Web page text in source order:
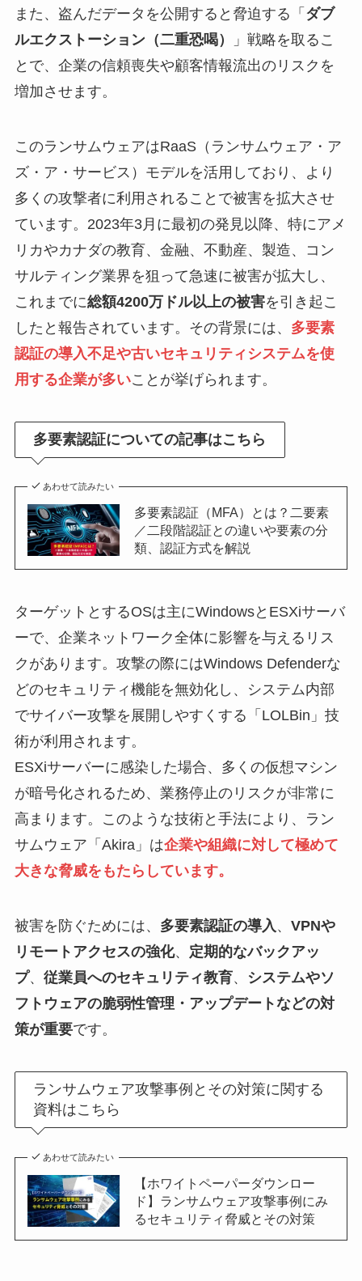
また、盗んだデータを公開すると脅迫する「 ダブ
ルエクストーション（二重恐喝）
」戦略を取るこ
とで、企業の信頼喪失や顧客情報流出のリスクを
増加させます。
このランサムウェアはRaaS（ランサムウェア・ア
ズ・ア・サービス）モデルを活用しており、より
多くの攻撃者に利用されることで被害を拡大させ
ています。2023年3月に最初の発見以降、特にアメ
リカやカナダの教育、金融、不動産、製造、コン
サルティング業界を狙って急速に被害が拡大し、
これまでに総額4200万ドル以上の被害を引き起こ
したと報告されています。その背景には、 多要素
認証の導入不足や古いセキュリティシステムを使
用する企業が多いことが挙げられます。
多要素認証についての記事はこちら
あわせて読みたい
多要素認証（MFA）とは？二要素
／二段階認証との違いや要素の分
類、認証方式を解説
ターゲットとするOSは主にWindowsとESXiサーバ
ーで、企業ネットワーク全体に影響を与えるリス
クがあります。攻撃の際にはWindows Defenderな
どのセキュリティ機能を無効化し、システム内部
でサイバー攻撃を展開しやすくする「LOLBin」技
術が利用されます。
ESXiサーバーに感染した場合、多くの仮想マシン
が暗号化されるため、業務停止のリスクが非常に
高まります。このような技術と手法により、ラン
サムウェア「Akira」は企業や組織に対して極めて
大きな脅威をもたらしています。
被害を防ぐためには、 多要素認証の導入、 VPNや
リモートアクセスの強化、 定期的なバックアッ
プ、 従業員へのセキュリティ教育、
システムやソ
フトウェアの脆弱性管理・アップデートなどの対
策が重要です。
ランサムウェア攻撃事例とその対策に関する
資料はこちら
あわせて読みたい
【ホワイトペーパーダウンロー
ド】ランサムウェア攻撃事例にみ
るセキュリティ脅威とその対策